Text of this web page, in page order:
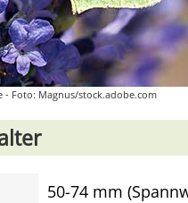
Foto: Magnus/stock.adobe.com
50-74 mm